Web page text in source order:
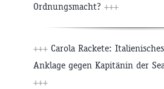
Ordnungsmacht? +++
+++ Carola Rackete:
Anklage gegen Kapitänin der
+++